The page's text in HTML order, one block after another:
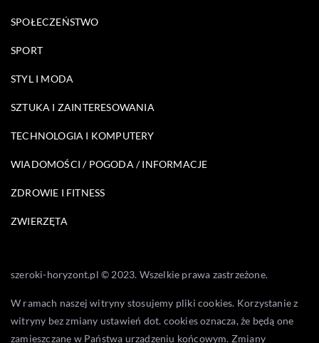
SPOŁECZEŃSTWO
SPORT
STYL I MODA
SZTUKA I ZAINTERESOWANIA
TECHNOLOGIA I KOMPUTERY
WIADOMOŚCI / POGODA / INFORMACJE
ZDROWIE I FITNESS
ZWIERZĘTA
szeroki-horyzont.pl © 2023. Wszelkie prawa zastrzeżone.
W ramach naszej witryny stosujemy pliki cookies. Korzystanie z
witryny bez zmiany ustawień dot. cookies oznacza, że będą one
zamieszczane w Państwa urządzeniu końcowym. Zmiany